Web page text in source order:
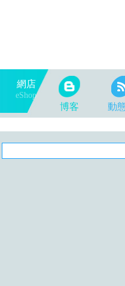
網店
eShop
博客 動